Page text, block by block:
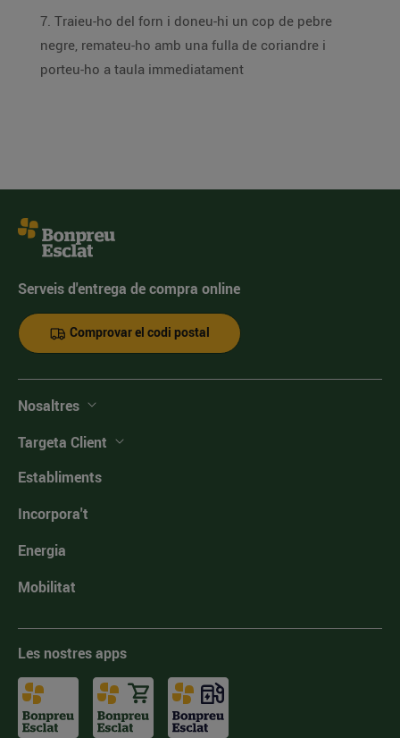
7. Traieu-ho del forn i doneu-hi un cop de pebre
negre, remateu-ho amb una fulla de coriandre i
porteu-ho a taula immediatament
Serveis d'entrega de compra online
Comprovar el codi postal
Nosaltres
Targeta Client
Establiments
Incorpora't
Energia
Mobilitat
Les nostres apps